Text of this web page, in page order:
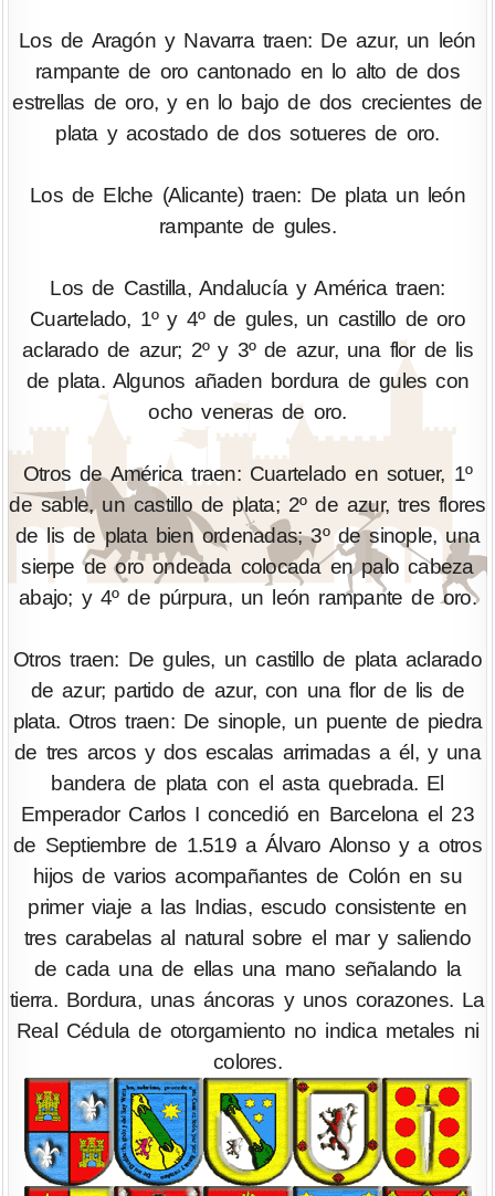
Los de Aragón y Navarra traen: De azur, un león
rampante de oro cantonado en lo alto de dos
estrellas de oro, y en lo bajo de dos crecientes de
plata y acostado de dos sotueres de oro.
Los de Elche (Alicante) traen: De plata un león
rampante de gules.
Los de Castilla, Andalucía y América traen:
Cuartelado, 1º y 4º de gules, un castillo de oro
aclarado de azur; 2º y 3º de azur, una flor de lis
de plata. Algunos añaden bordura de gules con
ocho veneras de oro.
Otros de América traen: Cuartelado en sotuer, 1º
de sable, un castillo de plata; 2º de azur, tres flores
de lis de plata bien ordenadas; 3º de sinople, una
sierpe de oro ondeada colocada en palo cabeza
abajo; y 4º de púrpura, un león rampante de oro.
Otros traen: De gules, un castillo de plata aclarado
de azur; partido de azur, con una flor de lis de
plata. Otros traen: De sinople, un puente de piedra
de tres arcos y dos escalas arrimadas a él, y una
bandera de plata con el asta quebrada. El
Emperador Carlos I concedió en Barcelona el 23
de Septiembre de 1.519 a Álvaro Alonso y a otros
hijos de varios acompañantes de Colón en su
primer viaje a las Indias, escudo consistente en
tres carabelas al natural sobre el mar y saliendo
de cada una de ellas una mano señalando la
tierra. Bordura, unas áncoras y unos corazones. La
Real Cédula de otorgamiento no indica metales ni
colores.